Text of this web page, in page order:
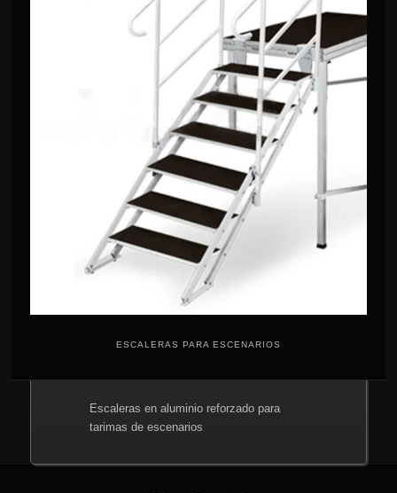
ESCALERAS PARA ESCENARIOS
Escaleras en aluminio reforzado para
tarimas de escenarios